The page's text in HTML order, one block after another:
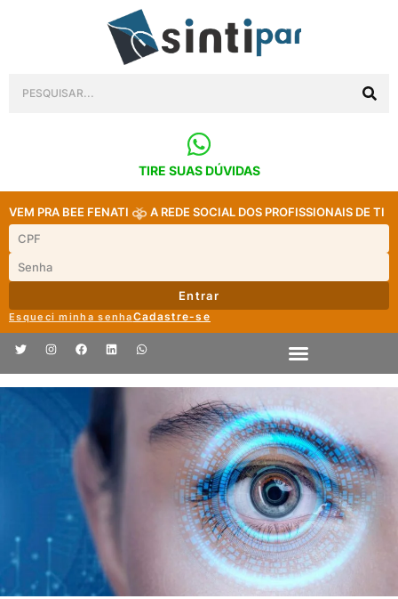
TIRE SUAS DÚVIDAS
VEM PRA BEE FENATI A REDE SOCIAL DOS PROFISSIONAIS DE TI
Entrar
Esqueci minha senhaCadastre-se